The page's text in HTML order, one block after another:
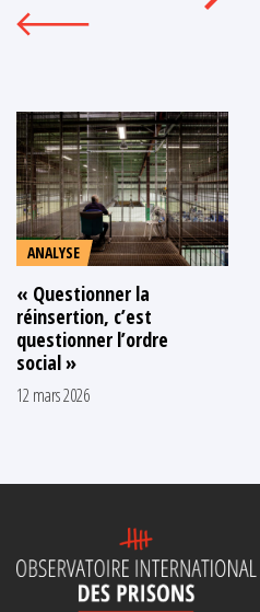
ANALYSE
« Questionner la
réinsertion, c’est
questionner l’ordre
social »
12 mars 2026